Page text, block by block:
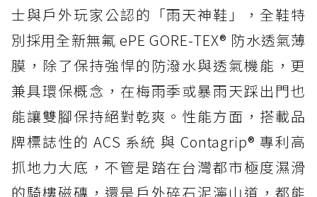
士與戶外玩家公認的「雨天神鞋」，全鞋特
別採用全新無氟 ePE GORE-TEX® 防水透氣薄
膜，除了保持強悍的防潑水與透氣機能，更
兼具環保概念，在梅雨季或暴雨天踩出門也
能讓雙腳保持絕對乾爽。性能方面，搭載品
牌標誌性的 ACS 系統 與 Contagrip® 專利高
抓地力大底，不管是踏在台灣都市極度濕滑
的騎樓磁磚，還是戶外碎石泥濘山道，都能